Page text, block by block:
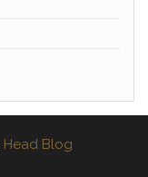
Head Blog